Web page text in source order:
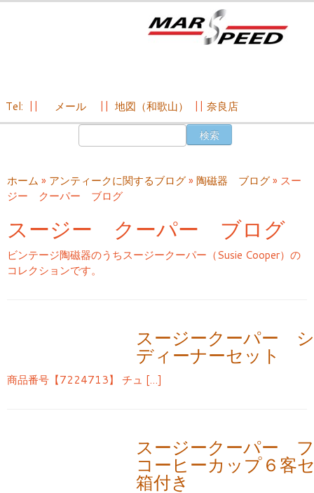
ン
ツ
キ
ッ
プ
Tel: メール 地図（和歌山） 奈良店
ホーム » アンティークに関するブログ» 陶磁器 ブログ» スー
ジー クーパー ブログ
スージー クーパー ブログ
ビンテージ陶磁器のうちスージークーパー（Susie Cooper）の
コレクションです。
スージークーパー
ディーナーセット
商品番号【7224713】 チュ […]
スージークーパー
コーヒーカップ６
箱付き